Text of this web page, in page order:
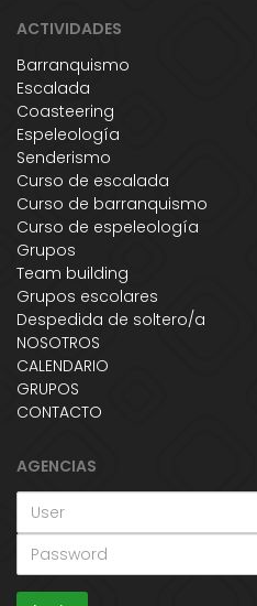
ACTIVIDADES
Barranquismo
Escalada
Coasteering
Espeleología
Senderismo
Curso de escalada
Curso de barranquismo
Curso de espeleología
Grupos
Team building
Grupos escolares
Despedida de soltero/a
NOSOTROS
CALENDARIO
GRUPOS
CONTACTO
AGENCIAS